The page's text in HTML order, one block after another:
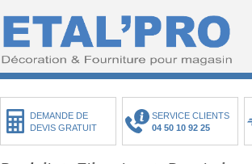
DEMANDE DE
DEVIS GRATUIT
SERVICE CLIENTS
04 50 10 92 25